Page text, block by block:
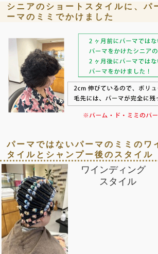
シニアのショートスタイルに、パ
ーマのミミでかけました
パーマではないパーマのミミのワ
タイルとシャンプー後のスタイル
ワインディング
スタイル